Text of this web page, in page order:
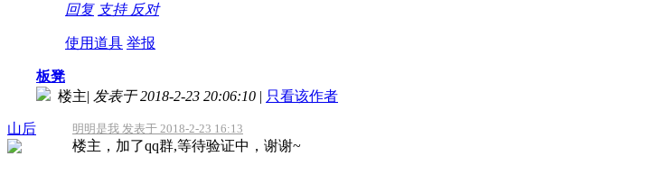
回复 支持 反对
使用道具 举报
山后
板凳
楼主| 发表于 2018-2-23 20:06:10 | 只看该作者
明明是我 发表于 2018-2-23 16:13
楼主，加了qq群,等待验证中，谢谢~